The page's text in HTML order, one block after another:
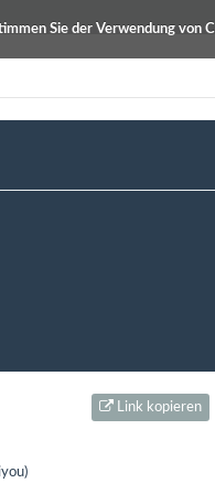
Sie der Verwendung von
Link kopieren